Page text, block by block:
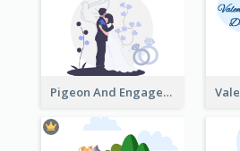
Pigeon And Engagement Illustration